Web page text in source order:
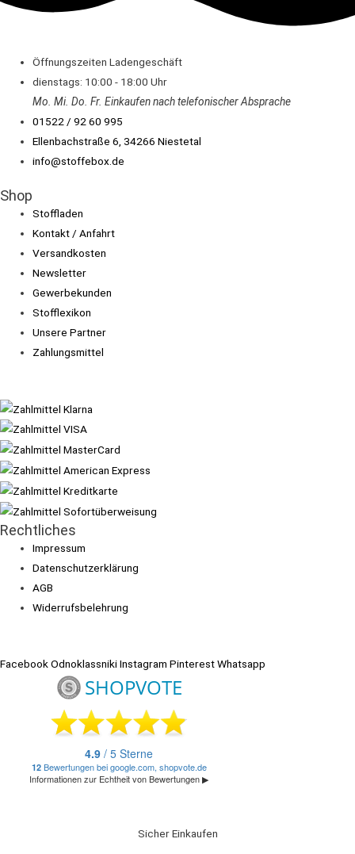
Öffnungszeiten Ladengeschäft
dienstags: 10:00 - 18:00 Uhr
Mo. Mi. Do.Fr. Einkaufennach telefonischer Absprache
01522 / 92 60 995
Ellenbachstraße 6, 34266 Niestetal
info@stoffebox.de
Shop
Stoffladen
Kontakt / Anfahrt
Versandkosten
Newsletter
Gewerbekunden
Stofflexikon
Unsere Partner
Zahlungsmittel
Rechtliches
Impressum
Datenschutzerklärung
AGB
Widerrufsbelehrung
FacebookOdnoklassnikiInstagram PinterestWhatsapp